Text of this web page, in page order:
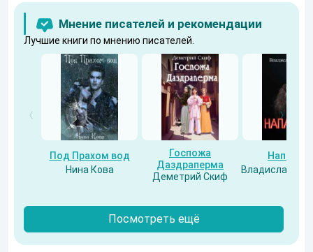
Мнение писателей и рекомендации
Лучшие книги по мнению писателей.
Под Прахом вод
Нина Кова
Госпожа
Даздраперма
Деметрий Скиф
Напарник
Владислав
Посмотреть ещё